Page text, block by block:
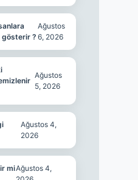
gösterir ?
Ağustos
6, 2026
Ağustos
5, 2026
Ağustos 4,
2026
miAğustos 4,